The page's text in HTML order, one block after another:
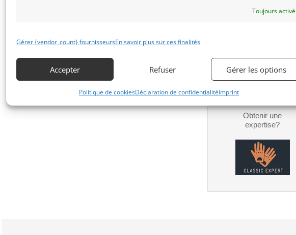
Toujours activé
Gérer {vendor_count} fournisseursEn savoir plus sur ces finalités
Accepter Refuser Gérer les options
Politique de cookiesDéclaration de confidentialitéImprint
Obtenir une
expertise?